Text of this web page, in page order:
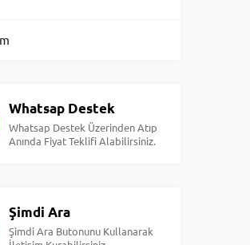
Whatsap Destek
Whatsap Destek Üzerinden Atıp
Anında Fiyat Teklifi Alabilirsiniz.
Şimdi Ara
Şimdi Ara Butonunu Kullanarak